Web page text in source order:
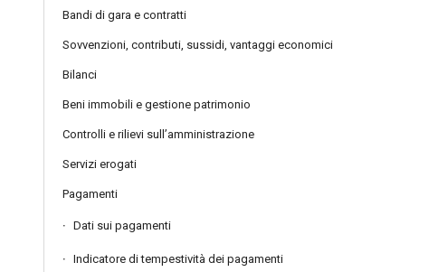
Bandi di gara e contratti
Sovvenzioni, contributi, sussidi, vantaggi economici
Bilanci
Beni immobili e gestione patrimonio
Controlli e rilievi sull’amministrazione
Servizi erogati
Pagamenti
Dati sui pagamenti
Indicatore di tempestività dei pagamenti